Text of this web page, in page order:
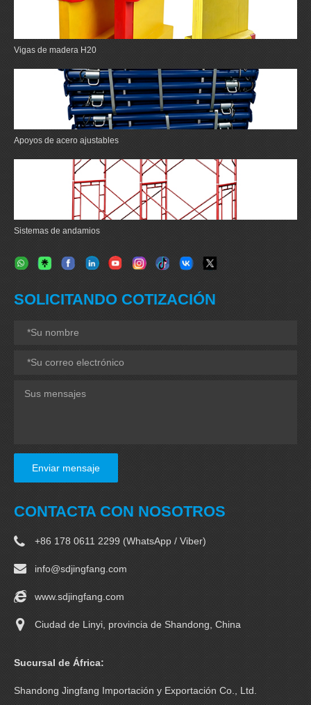
Vigas de madera H20
Apoyos de acero ajustables
Sistemas de andamios
SOLICITANDO COTIZACIÓN
Enviar mensaje
CONTACTA CON NOSOTROS
+86 178 0611 2299 (WhatsApp / Viber)
info@sdjingfang.com
www.sdjingfang.com
Ciudad de Linyi, provincia de Shandong, China
Sucursal de África:
Shandong Jingfang Importación y Exportación Co., Ltd.